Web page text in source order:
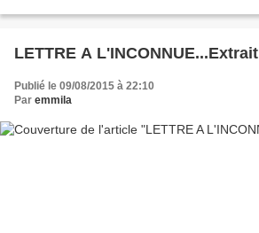
LETTRE A L'INCONNUE...Extrait
Publié le 09/08/2015 à 22:10
Par emmila